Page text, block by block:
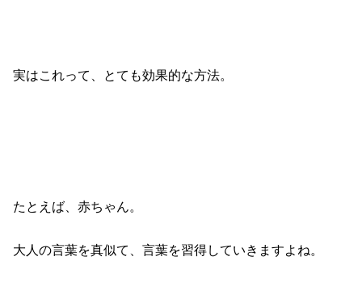
実はこれって、とても効果的な方法。
たとえば、赤ちゃん。
大人の言葉を真似て、言葉を習得していきますよね。